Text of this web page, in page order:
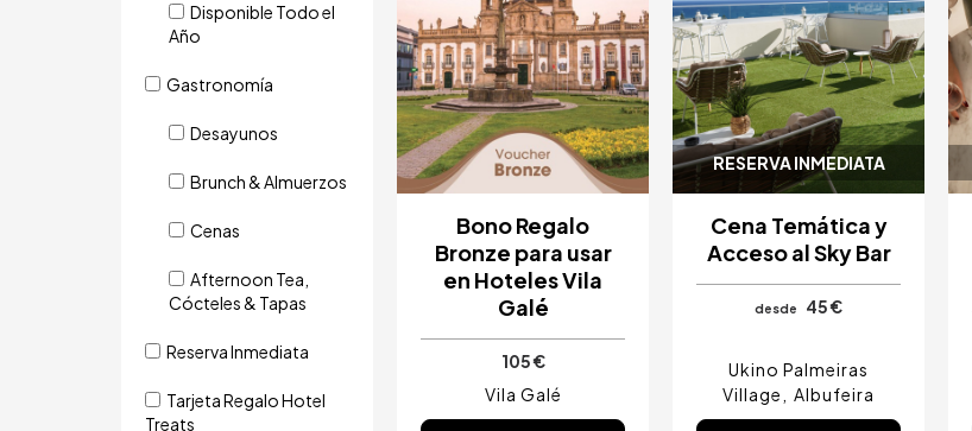
Disponible Todo el
Año
Gastronomía
Desayunos
Brunch & Almuerzos
Cenas
Afternoon Tea,
Cócteles & Tapas
Reserva Inmediata
Tarjeta Regalo Hotel
Treats
Bono Regalo
Bronze para usar
en Hoteles Vila
Galé
105 €
Vila Galé
RESERVA INMEDIATA
Cena Temática y
Acceso al Sky Bar
desde 45 €
Ukino Palmeiras
Village
Albufeira